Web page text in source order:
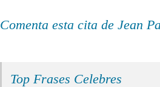
Comenta esta cita de Jean
Top Frases Celebres